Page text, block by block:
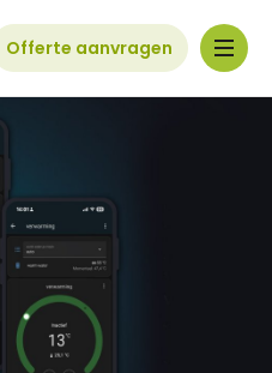
Offerte aanvragen